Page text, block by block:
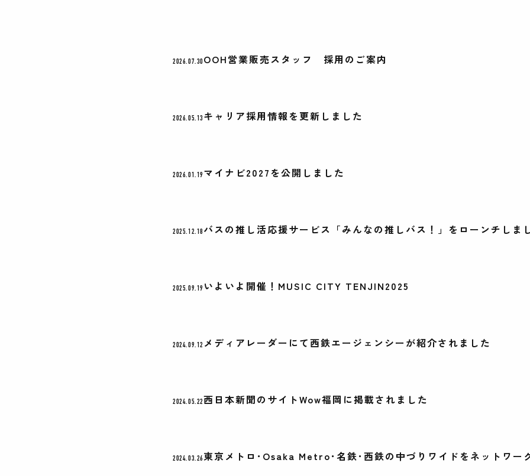
2026.07.30 OOH営業販売スタッフ 採用のご案内
2026.05.13 キャリア採用情報を更新しました
2026.01.19 マイナビ2027を公開しました
2025.12.18 バスの推し活応援サービス「みんなの推しバス！」をローンチしま
2025.09.19 いよいよ開催！MUSIC CITY TENJIN2025
2024.09.12 メディアレーダーにて西鉄エージェンシーが紹介されました
2024.05.22西日本新聞のサイトWow福岡に掲載されました
2024.03.26東京メトロ･Osaka Metro･名鉄･西鉄の中づりワイドをネットワー